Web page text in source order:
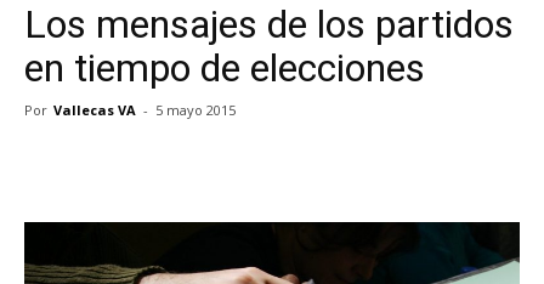
Los mensajes de los partidos
en tiempo de elecciones
Por Vallecas VA - 5 mayo 2015